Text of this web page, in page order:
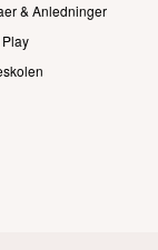
& Anledninger